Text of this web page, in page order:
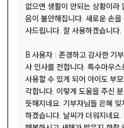
없으면 생활이 안되는 상황이라
음이 불안해집니다. 새로운 손
사드립니다. 잘 사용하겠습니다.
B 사용자 : 존경하고 감사한 기
사 인사를 전합니다. 특수마우스
사용할 수 있게 되어 아이도 부
각합니다. 이렇게 도움을 주신
듯해지네요. 기부자님들 은혜
하겠습니다. 날씨가 더워지네요